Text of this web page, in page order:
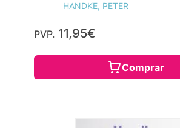
HANDKE, PETER
PVP. 11,95€
Comprar